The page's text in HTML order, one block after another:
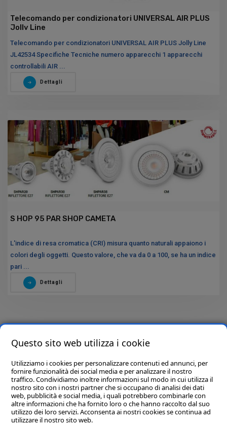
Telecomando per condizionatori UNIVERSAL AIR PLUS
Jolly Line
Telecomando per condizionatori UNIVERSAL AIR PLUS Jolly Line
JL42534 Specifiche Tecniche numero apparecchi 1 apparecchi
controllabili AIR ...
Dettagli
S HOP 95 PAR SHOP CAMETA
L'indice di resa cromatica (CRI) misura quanto naturali appaiono i
colori degli oggetti. Questo valore, che va da 0 a 100, se ha un indice
pari ...
Dettagli
Questo sito web utilizza i cookie
Utilizziamo i cookies per personalizzare contenuti ed annunci, per
fornire funzionalità dei social media e per analizzare il nostro
traffico. Condividiamo inoltre informazioni sul modo in cui utilizza il
nostro sito con i nostri partner che si occupano di analisi dei dati
web, pubblicità e social media, i quali potrebbero combinarle con
altre informazioni che ha fornito loro o che hanno raccolto dal suo
utilizzo dei loro servizi. Acconsenta ai nostri cookies se continua ad
utilizzare il nostro sito web.